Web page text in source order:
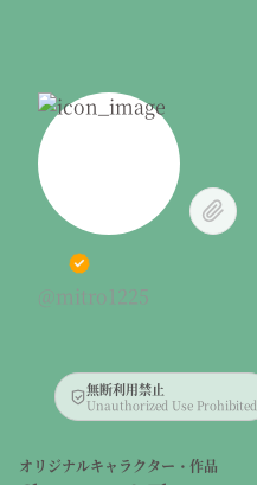
@mitro1225
無断利用禁止
Unauthorized Use Prohibited
オリジナルキャラクター・作品